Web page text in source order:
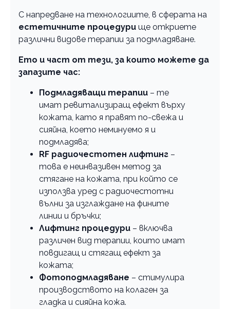
С напредване на технологиите, в сферата на
естетичните процедури ще откриете
различни видове терапии за подмладяване.
Ето и част от тези, за които можете да
запазите час:
Подмладяващи терапии – те
имат ревитализиращ ефект върху
кожата, като я правят по-свежа и
сияйна, което неминуемо я и
подмладява;
RF радиочестотен лифтинг –
това е неинвазивен метод за
стягане на кожата, при който се
използва уред с радиочестотни
вълни за изглаждане на фините
линии и бръчки;
Лифтинг процедури – включва
различен вид терапии, които имат
повдигащ и стягащ ефект за
кожата;
Фотоподмладяване – стимулира
производството на колаген за
гладка и сияйна кожа.